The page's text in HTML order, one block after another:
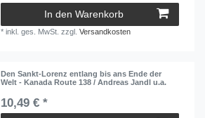
In den Warenkorb
*inkl. ges. MwSt. zzgl.Versandkosten
Den Sankt-Lorenz entlang bis ans Ende der
Welt - Kanada Route 138 / Andreas Jandl u.a.
10,49 € *